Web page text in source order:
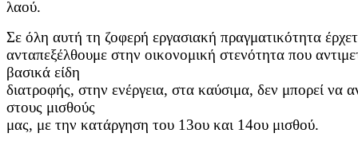
λαού.
Σε όλη αυτή τη ζοφερή εργασιακή πραγματικότητα
ανταπεξέλθουμε στην οικονομική στενότητα που
βασικά είδη
διατροφής, στην ενέργεια, στα καύσιμα, δεν μπορεί να
στους μισθούς
μας, με την κατάργηση του 13ου και 14ου μισθού.